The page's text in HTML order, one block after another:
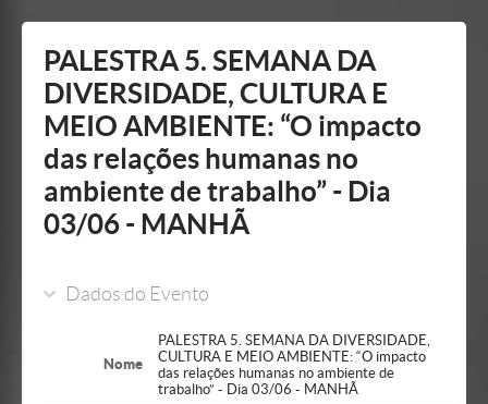
barra
PALESTRA 5. SEMANA DA
DIVERSIDADE, CULTURA E
MEIO AMBIENTE: “O impacto
das relações humanas no
ambiente de trabalho” - Dia
03/06 - MANHÃ
Dados do Evento
Nome
PALESTRA 5. SEMANA DA DIVERSIDADE,
CULTURA E MEIO AMBIENTE: “O impacto
das relações humanas no ambiente de
trabalho” - Dia 03/06 - MANHÃ